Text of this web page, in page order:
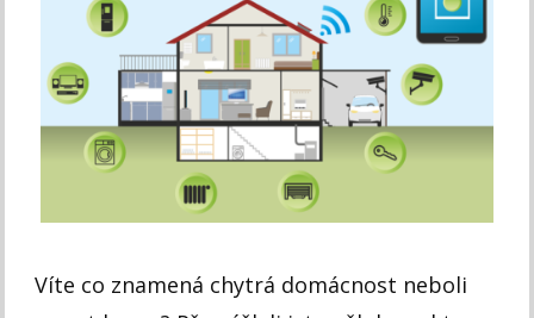
Víte co znamená chytrá domácnost neboli